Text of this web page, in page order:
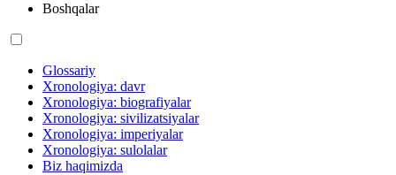
Boshqalar
Glossariy
Xronologiya: davr
Xronologiya: biografiyalar
Xronologiya: sivilizatsiyalar
Xronologiya: imperiyalar
Xronologiya: sulolalar
Biz haqimizda